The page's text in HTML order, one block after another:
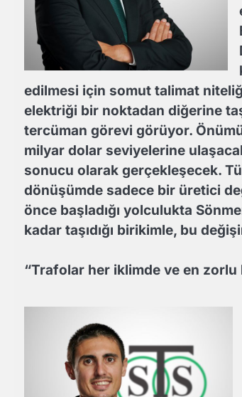
edilmesi için somut talimat
elektriği bir noktadan diğerine
tercüman görevi görüyor.
milyar dolar seviyelerine
sonucu olarak gerçekleşecek.
dönüşümde sadece bir üretici
önce başladığı yolculukta
kadar taşıdığı birikimle, bu
“Trafolar her iklimde ve en